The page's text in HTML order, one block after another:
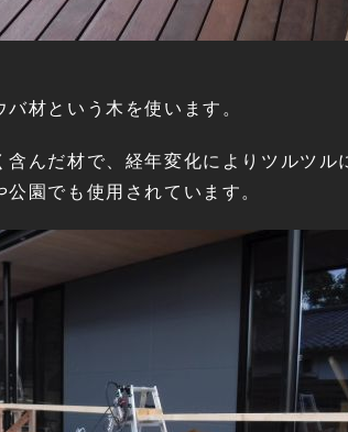
材という木を使います。
含んだ材で、経年変化によりツルツ
園でも使用されています。